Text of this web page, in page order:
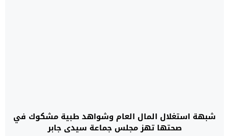
شبهة استغلال المال العام وشواهد طبية مشكوك في
صحتها تهز مجلس جماعة سيدي جابر